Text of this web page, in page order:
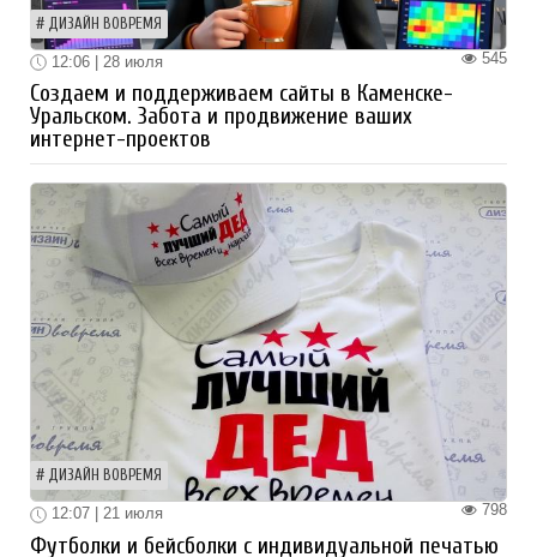
ДИЗАЙН ВОВРЕМЯ
545
12:06 | 28 июля
Создаем и поддерживаем сайты в Каменске-
Уральском. Забота и продвижение ваших
интернет-проектов
ДИЗАЙН ВОВРЕМЯ
798
12:07 | 21 июля
Футболки и бейсболки с индивидуальной печатью